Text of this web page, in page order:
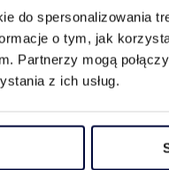
do spersonalizowania
o tym, jak
Partnerzy mogą
z ich usług.